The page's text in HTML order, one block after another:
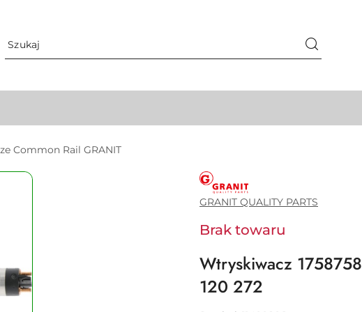
Common Rail GRANIT
GRANIT
QUALITY
PARTS
GRANIT QUALITY PARTS
Brak towaru
Wtryskiwacz
120 272